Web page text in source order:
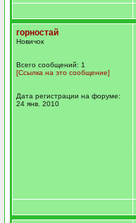
горностай
Новичок
Всего сообщений: 1
[Ссылка на это сообщение]
Дата регистрации на форуме:
24 янв. 2010